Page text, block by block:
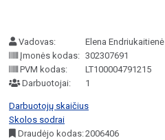
Vadovas:
Elena Endriukaitienė
Įmonės kodas: 302307691
PVM kodas:
LT100004791215
Darbuotojai:
1
Darbuotojų skaičius
Skolos sodrai
Draudėjo kodas:2006406